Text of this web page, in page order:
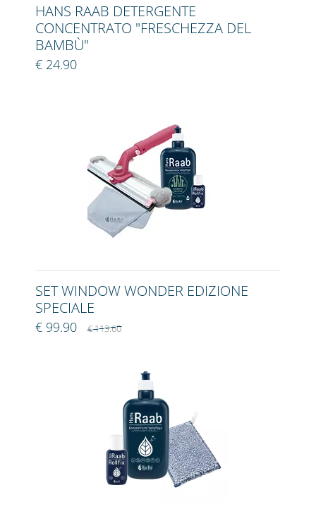
HANS RAAB DETERGENTE
CONCENTRATO "FRESCHEZZA DEL
BAMBÙ"
€ 24.90
SET WINDOW WONDER EDIZIONE
SPECIALE
€ 99.90€ 113.60